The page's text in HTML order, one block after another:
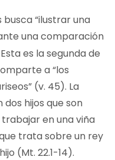
“ilustrar una
una comparación
Esta es la segunda de
a “los
(v. 45). La
hijos que son
en una viña
trata sobre un rey
(Mt. 22.1-14).